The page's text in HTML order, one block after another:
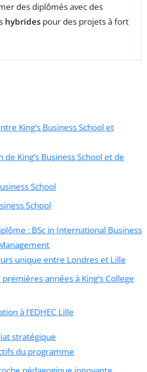
des diplômés avec des
hybrides pour des projets à fort
King’s Business School et
de King’s Business School et de
School
School
: BSc in International Business
unique entre Londres et Lille
années à King’s College
à l’EDHEC Lille
stratégique
du programme